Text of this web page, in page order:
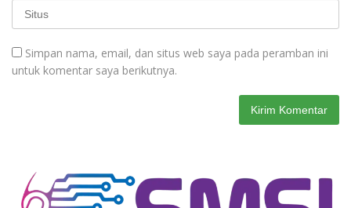
Simpan nama, email, dan situs web saya pada peramban ini
untuk komentar saya berikutnya.